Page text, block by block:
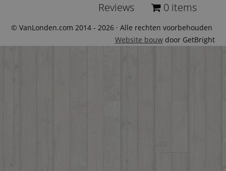
Reviews 0 items
© VanLonden.com 2014 - 2026 · Alle rechten voorbehouden
Website bouwdoor GetBright